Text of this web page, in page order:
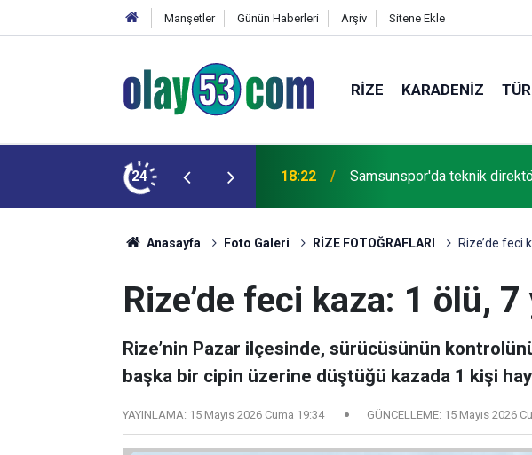
Manşetler Günün Haberleri Arşiv Sitene Ekle
RIZE KARADENIZ
24
Fink, sezon hazırlıklarından memnun 17:59
Camisi inşaatını inceledi
Anasayfa Foto Galeri RİZE FOTOĞRAFLARI Rize’de feci
Rize’de feci kaza: 1 ölü, 7
Rize’nin Pazar ilçesinde, sürücüsünün
başka bir cipin üzerine düştüğü kazada 1 kişi
YAYINLAMA: 15 Mayıs 2026 Cuma 19:34 GÜNCELLEME: 15 Mayıs 2026